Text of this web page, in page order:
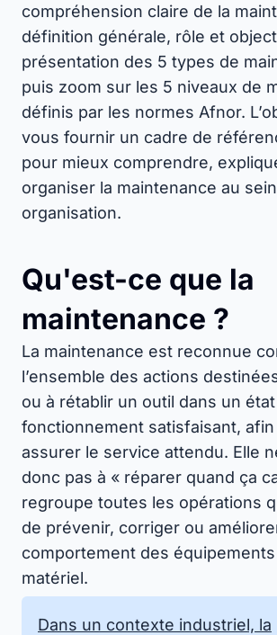
compréhension claire de la
définition générale, rôle et
présentation des 5 types de
puis zoom sur les 5 niveaux de
définis par les normes Afnor.
vous fournir un cadre de
pour mieux comprendre,
organiser la maintenance au
organisation.
Qu'est-ce que la
maintenance ?
La maintenance est reconnue
l’ensemble des actions
ou à rétablir un outil dans un
fonctionnement satisfaisant, afin
assurer le service attendu. Elle
donc pas à « réparer quand ça
regroupe toutes les opérations
de prévenir, corriger ou
comportement des
matériel.
Dans un contexte industriel, la